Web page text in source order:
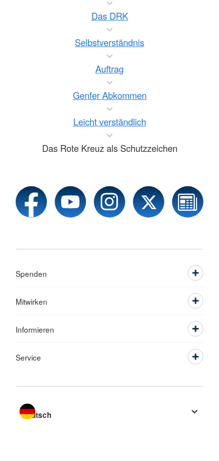
Das DRK
Selbstverständnis
Auftrag
Genfer Abkommen
Leicht verständlich
Das Rote Kreuz als Schutzzeichen
Spenden
Mitwirken
Informieren
Service
Sprache wechseln zu